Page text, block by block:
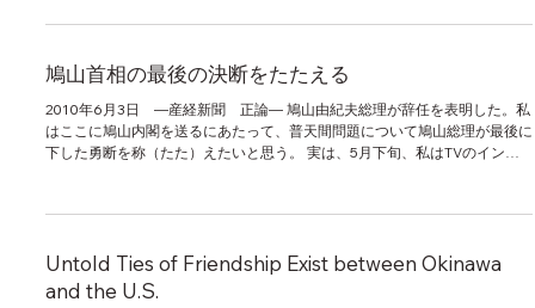
鳩山首相の最後の決断をたたえる
2010年6月3日 ―産経新聞 正論― 鳩山由紀夫総理が辞任を表明した。私
はここに鳩山内閣を送るにあたって、普天間問題について鳩山総理が最後に
下した勇断を称（たた）えたいと思う。 実は、5月下旬、私はTVのインタ
Untold Ties of Friendship Exist between Okinawa
and the U.S.